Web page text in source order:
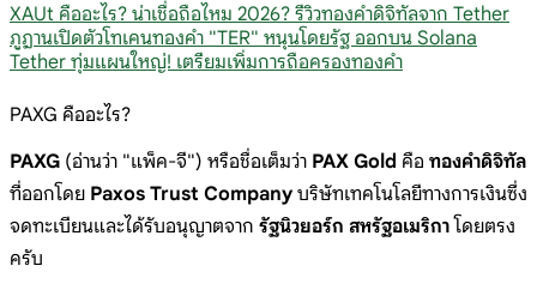
XAUt คืออะไร? น่าเชื่อถือไหม 2026? รีวิวทองคำดิจิทัลจาก Tether
ภูฏานเปิดตัวโทเคนทองคำ "TER" หนุนโดยรัฐ ออกบน Solana
Tether ทุ่มแผนใหญ่! เตรียมเพิ่มการถือครองทองคำ
PAXG คืออะไร?
PAXG (อ่านว่า "แพ็ค-จี") หรือชื่อเต็มว่า PAX Gold คือ ทองคำดิจิทัล
ที่ออกโดย Paxos Trust Company บริษัทเทคโนโลยีทางการเงินซึ่ง
จดทะเบียนและได้รับอนุญาตจาก รัฐนิวยอร์ก สหรัฐอเมริกาโดยตรง
ครับ